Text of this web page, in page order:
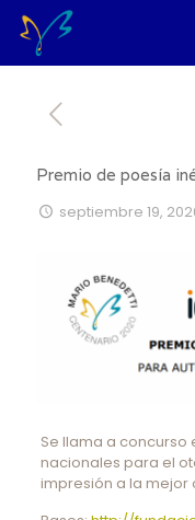
Premio de poesía
septiembre 19,
Se llama a concurso
nacionales para el
impresión a la mejor